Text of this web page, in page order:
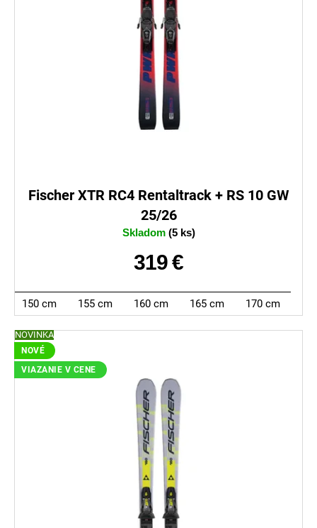
Fischer XTR RC4 Rentaltrack + RS 10 GW
25/26
Skladom (5 ks)
319 €
150 cm 155 cm 160 cm 165 cm 170 cm
NOVINKA
NOVÉ
VIAZANIE V CENE